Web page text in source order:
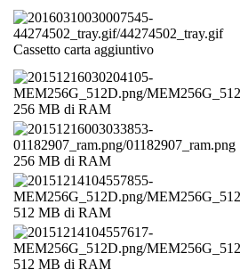
Cassetto carta aggiuntivo
256 MB di RAM
256 MB di RAM
512 MB di RAM
512 MB di RAM